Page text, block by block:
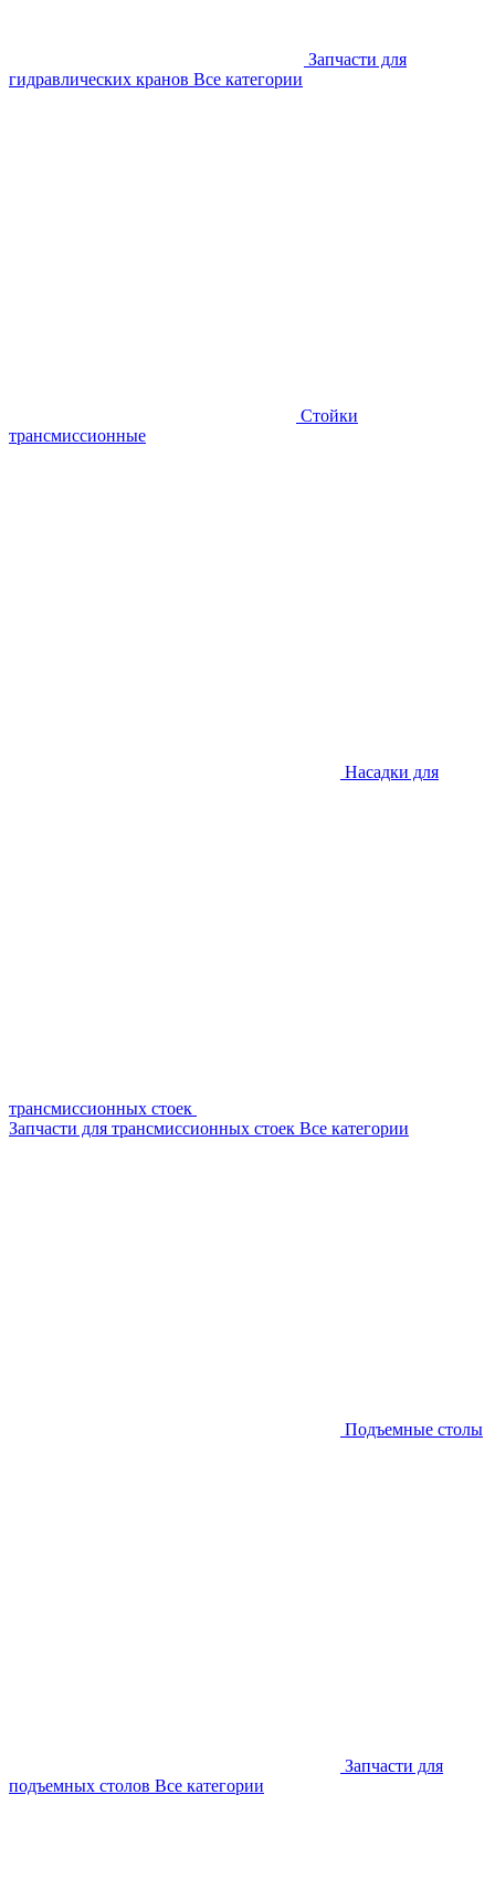
Запчасти для
гидравлических кранов Все категории
Стойки
трансмиссионные
Насадки для
трансмиссионных стоек
Запчасти для трансмиссионных стоек Все категории
Подъемные столы
Запчасти для
подъемных столов Все категории